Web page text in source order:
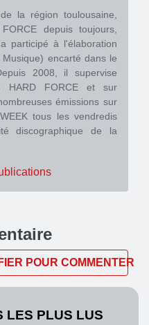
la région toulousaine,
depuis toujours,
participé à l'élaboration
encarté dans le
2008, il supervise
HARD FORCE et sur
émissions sur
tous les vendredis
discographique de la
POUR COMMENTER
LES PLUS LUS